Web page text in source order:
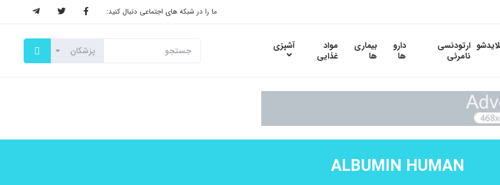
ما را در شبکه های اجتماعی دنبال کنید:
ارتودنسی
نامرئی
دارو
ها
بیماری
ها
مواد
غذایی
آشپزی
ALBUMIN HUMAN